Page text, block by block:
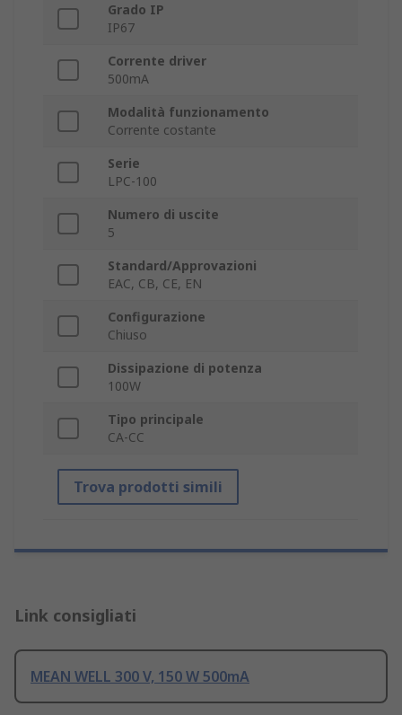
Grado IP
IP67
Corrente driver
500mA
Modalità funzionamento
Corrente costante
Serie
LPC-100
Numero di uscite
5
Standard/Approvazioni
EAC, CB, CE, EN
Configurazione
Chiuso
Dissipazione di potenza
100W
Tipo principale
CA-CC
Trova prodotti simili
Link consigliati
MEAN WELL 300 V, 150 W 500mA